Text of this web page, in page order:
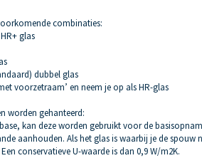
combinaties:
glas
dubbel glas
voorzetraam’ en neem je op als HR-glas
worden gehanteerd:
kan deze worden gebruikt voor de
aanhouden. Als het glas is waarbij je de spouw
conservatieve U-waarde is dan 0,9 W/m2K.